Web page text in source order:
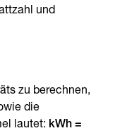
und
zu berechnen,
die
lautet: kWh =